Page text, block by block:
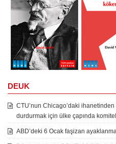
DEUK
CTU’nun Chicago’daki ihanetinden
durdurmak için ülke çapında
ABD’deki 6 Ocak faşizan